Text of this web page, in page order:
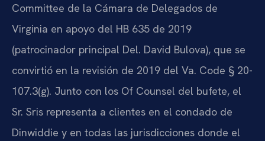
Committee de la Cámara de Delegados de
Virginia en apoyo del HB 635 de 2019
(patrocinador principal Del. David Bulova), que se
convirtió en la revisión de 2019 del Va. Code § 20-
107.3(g). Junto con los Of Counsel del bufete, el
Sr. Sris representa a clientes en el condado de
Dinwiddie y en todas las jurisdicciones donde el